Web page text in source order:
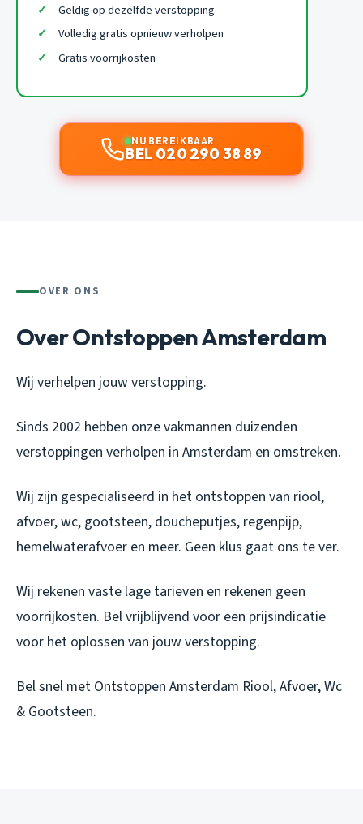
Geldig op dezelfde verstopping
Volledig gratis opnieuw verholpen
Gratis voorrijkosten
NU BEREIKBAAR
BEL 020 290 38 89
OVER ONS
Over Ontstoppen Amsterdam
Wij verhelpen jouw verstopping.
Sinds 2002 hebben onze vakmannen duizenden
verstoppingen verholpen in Amsterdam en omstreken.
Wij zijn gespecialiseerd in het ontstoppen van riool,
afvoer, wc, gootsteen, doucheputjes, regenpijp,
hemelwaterafvoer en meer. Geen klus gaat ons te ver.
Wij rekenen vaste lage tarieven en rekenen geen
voorrijkosten. Bel vrijblijvend voor een prijsindicatie
voor het oplossen van jouw verstopping.
Bel snel met Ontstoppen Amsterdam Riool, Afvoer, Wc
& Gootsteen.